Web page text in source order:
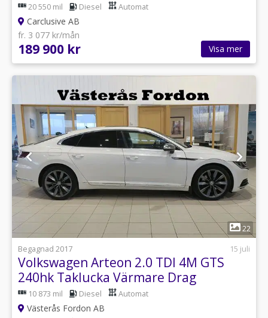
20 550 mil Diesel Automat
Carclusive AB
fr. 3 077 kr/mån
189 900 kr Visa mer
1
22
Begagnad 2017
15 juli
Volkswagen Arteon 2.0 TDI 4M GTS
240hk Taklucka Värmare Drag
10 873 mil Diesel Automat
Västerås Fordon AB